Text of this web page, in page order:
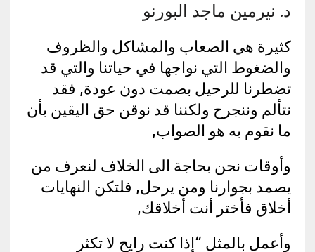
د. نيرمين ماجد البورنو
كثيرة هي الصعاب والمشاكل والظروف
والضغوط التي نواجها في حياتنا والتي قد
تضطرنا للرحيل بصمت دون عودة, فقد
نتألم وننجرح ولكننا قد نوقن حق اليقين بأن
ما نقوم به هو الصواب,
وأوقات نحن بحاجة الى الخلاف لنعرف من
يصمد بجوارنا ومن يرحل, فلتكن النهايات
أخلاق فأختر أنت أخلاقك,
وأعمل بالمثل “إذا كنت رايح لا تكثر